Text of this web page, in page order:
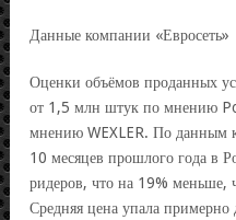
Данные компании «Евросеть»
Оценки объёмов проданных
от 1,5 млн штук по мнению
мнению WEXLER. По данным
10 месяцев прошлого года в
ридеров, что на 19% меньше,
Средняя цена упала